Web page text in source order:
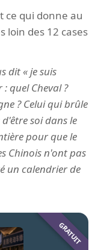
ce qui donne au
loin des 12 cases
dit « je suis
quel Cheval ?
? Celui qui brûle
soi dans le
pour que le
Chinois n'ont pas
un calendrier de